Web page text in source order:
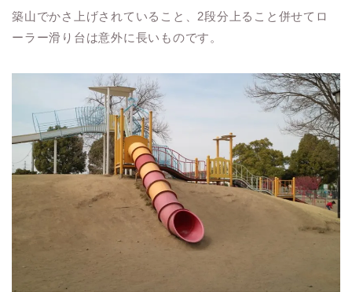
築山でかさ上げされていること、2段分上ること併せてロ
ーラー滑り台は意外に長いものです。